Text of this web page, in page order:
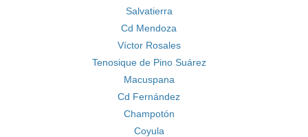
Salvatierra
Cd Mendoza
Víctor Rosales
Tenosique de Pino Suárez
Macuspana
Cd Fernández
Champotón
Coyula